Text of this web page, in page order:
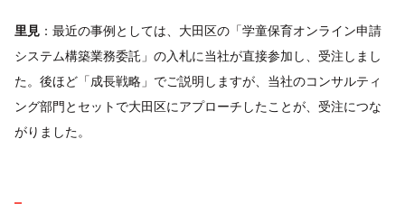
里見 ：最近の事例としては、大田区の「学童保育オンライン申請
システム構築業務委託」の入札に当社が直接参加し、受注しまし
た。後ほど「成長戦略」でご説明しますが、当社のコンサルティ
ング部門とセットで大田区にアプローチしたことが、受注につな
がりました。